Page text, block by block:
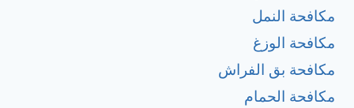
مكافحة النمل
مكافحة الوزغ
مكافحة بق الفراش
مكافحة الحمام